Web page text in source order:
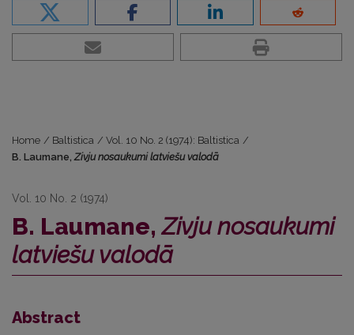
Home / Baltistica / Vol. 10 No. 2 (1974): Baltistica /
B. Laumane, Zivju nosaukumi latviešu valodā
Vol. 10 No. 2 (1974)
B. Laumane,Zivju nosaukumi
latviešu valodā
Abstract